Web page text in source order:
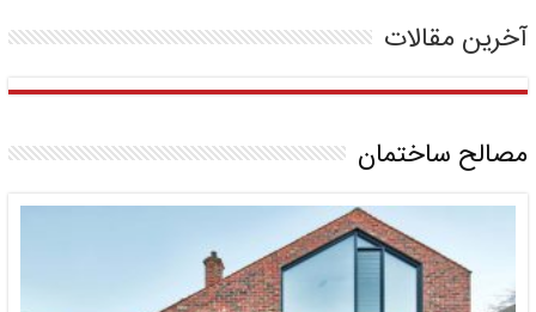
آخرین مقالات
مصالح ساختمان